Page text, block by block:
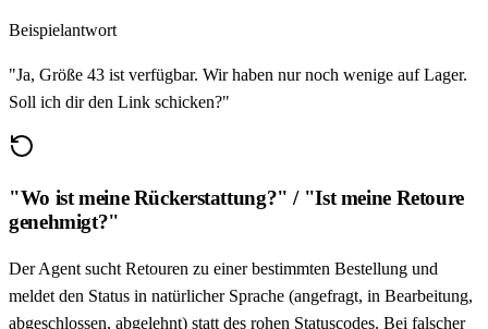
Beispielantwort
"Ja, Größe 43 ist verfügbar. Wir haben nur noch wenige auf Lager.
Soll ich dir den Link schicken?"
"Wo ist meine Rückerstattung?" / "Ist meine Retoure
genehmigt?"
Der Agent sucht Retouren zu einer bestimmten Bestellung und
meldet den Status in natürlicher Sprache (angefragt, in Bearbeitung,
abgeschlossen, abgelehnt) statt des rohen Statuscodes. Bei falscher